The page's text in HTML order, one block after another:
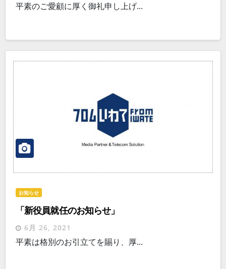
平素のご愛顧に厚く御礼申し上げ...
お知らせ
「新役員就任のお知らせ」
6月 26, 2021
平素は格別のお引立てを賜り、厚...